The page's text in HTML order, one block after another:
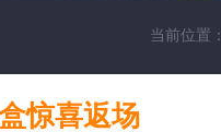
当前位置：
惊喜返场